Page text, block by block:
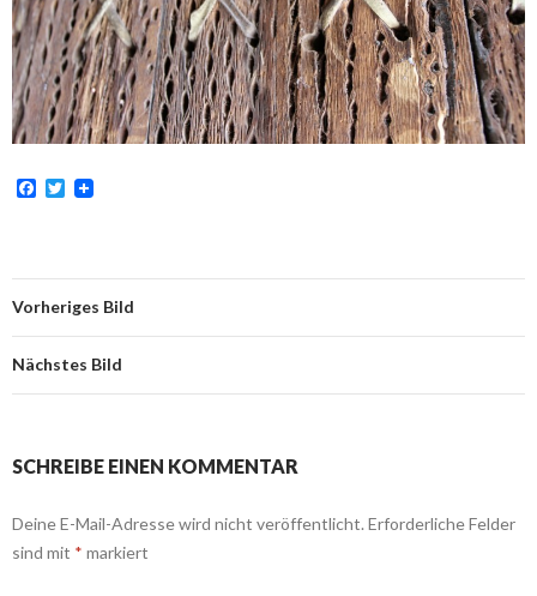
F
o
o
T
e
r
Vorheriges Bild
Nächstes Bild
SCHREIBE EINEN KOMMENTAR
Deine E-Mail-Adresse wird nicht veröffentlicht. Erforderliche Felder
sind mit * markiert